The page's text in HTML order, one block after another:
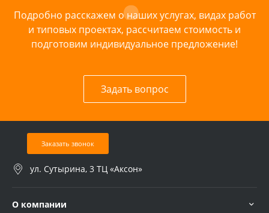
Подробно расскажем о наших услугах, видах работ
и типовых проектах, рассчитаем стоимость и
подготовим индивидуальное предложение!
Задать вопрос
Заказать звонок
ул. Сутырина, 3 ТЦ «Аксон»
О компании